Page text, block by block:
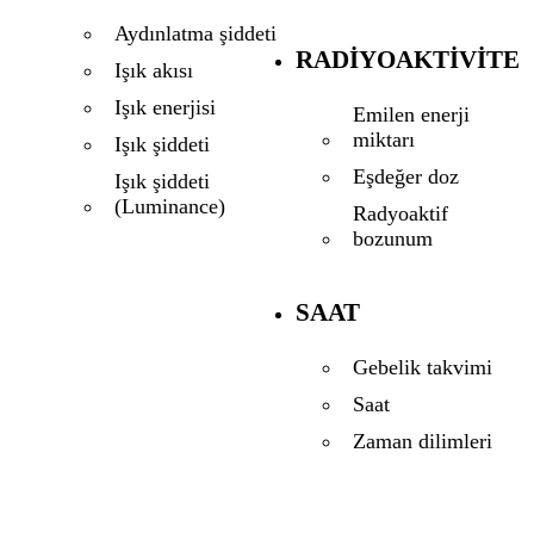
Aydınlatma şiddeti
Işık akısı
Işık enerjisi
Işık şiddeti
Işık şiddeti
(Luminance)
RADIYOAKTIVITE
Emilen enerji
miktarı
Eşdeğer doz
Radyoaktif
bozunum
SAAT
Gebelik takvimi
Saat
Zaman dilimleri